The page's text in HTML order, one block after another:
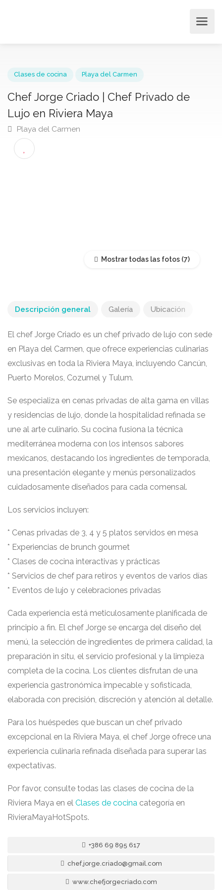
Chef Jorge Criado | Chef Privado de
Lujo en Riviera Maya
Playa del Carmen
Mostrar todas las fotos
Descripción general Galería Ubicación
El chef Jorge Criado es un chef privado de lujo con sede
en Playa del Carmen, que ofrece experiencias culinarias
exclusivas en toda la Riviera Maya, incluyendo Cancún,
Puerto Morelos, Cozumel y Tulum.
Se especializa en cenas privadas de alta gama en villas
y residencias de lujo, donde la hospitalidad refinada se
une al arte culinario. Su cocina fusiona la técnica
mediterránea moderna con los intensos sabores
mexicanos, destacando los ingredientes de temporada,
una presentación elegante y menús personalizados
cuidadosamente diseñados para cada comensal.
Los servicios incluyen:
* Cenas privadas de 3, 4 y 5 platos servidos en mesa
* Experiencias de brunch gourmet
* Clases de cocina interactivas y prácticas
* Servicios de chef para retiros y eventos de varios días
* Eventos de lujo y celebraciones privadas
Cada experiencia está meticulosamente planificada de
principio a fin. El chef Jorge se encarga del diseño del
menú, la selección de ingredientes de primera calidad, la
preparación in situ, el servicio profesional y la limpieza
completa de la cocina. Los clientes disfrutan de una
experiencia gastronómica impecable y sofisticada,
elaborada con precisión, discreción y atención al detalle.
Para los huéspedes que buscan un chef privado
excepcional en la Riviera Maya, el chef Jorge ofrece una
experiencia culinaria refinada diseñada para superar las
expectativas.
Por favor, consulte todas las clases de cocina de la
Riviera Maya en el Clases de cocina categoría en
RivieraMayaHotSpots.
+386 69 895 617
chef.jorge.criado@gmail.com
www.chefjorgecriado.com